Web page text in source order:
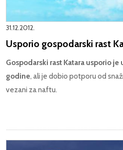
31.12.2012.
Usporio gospodarski rast
Gospodarski rast Katara usporio
godine, ali je dobio potporu od
vezani za naftu.